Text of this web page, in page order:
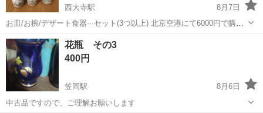
西大寺駅
8月7日
お皿/お椀/デザート食器···セット(3つ以上) 北京空港にて6000円で購入
しました。 なかなか日本では買えないものなのでいかがですか。 自宅
保管の為ご理解していただける方のみ入札をお願いいたします。 #コ
ップ #湯呑...
岡山 岡山市 西大寺駅
花瓶 その3
400円
笠岡駅
8月6日
中古品ですので、ご理解お願いします